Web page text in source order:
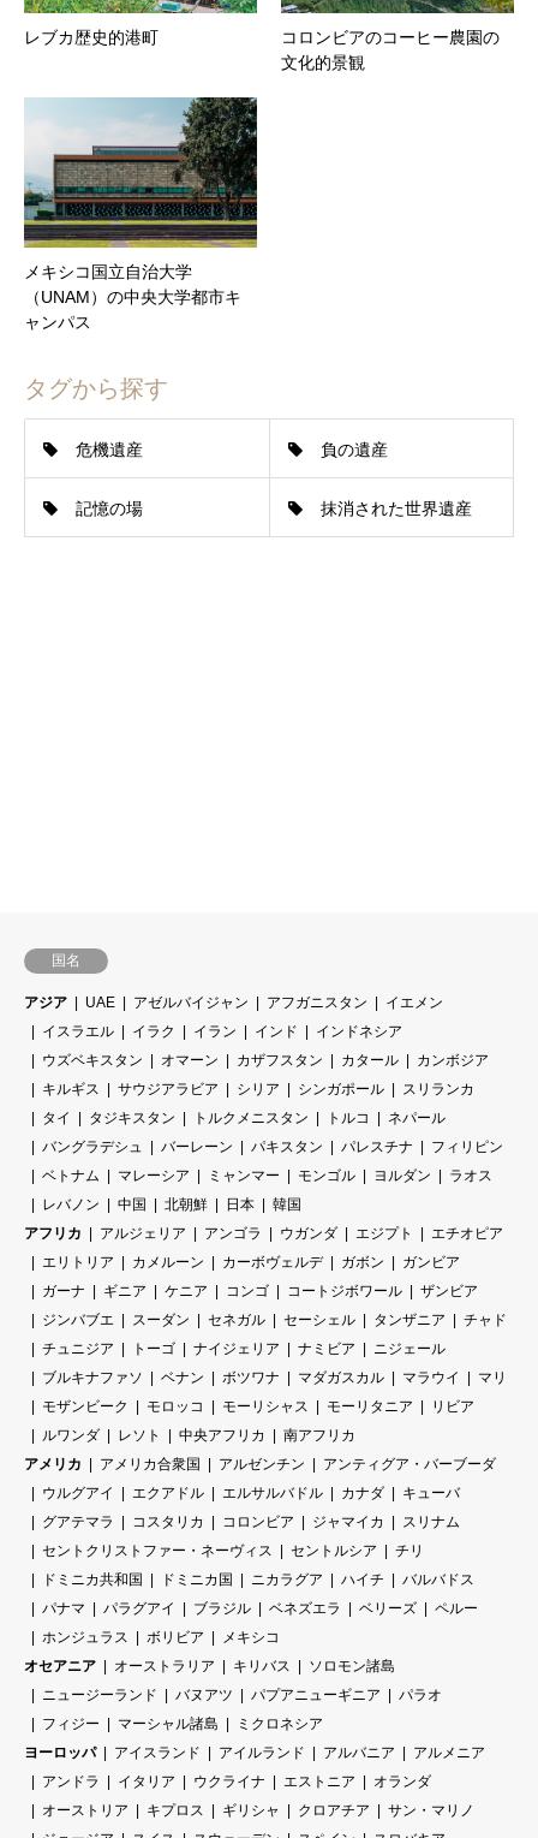
レブカ歴史的港町
コロンビアのコーヒー農園の
文化的景観
メキシコ国立自治大学
（UNAM）の中央大学都市キ
ャンパス
タグから探す
危機遺産 負の遺産
記憶の場 抹消された世界遺産
国名
アジア UAE アゼルバイジャン アフガニスタン
イエメン
イスラエル
イラク イラン インド
インドネシア
ウズベキスタン
オマーン カザフスタン カタール
カンボジア
キルギス
サウジアラビア シリア シンガポール
スリランカ
タイ
タジキスタン トルクメニスタン トルコ
ネパール
バングラデシュ
バーレーン パキスタン パレスチナ
フィリピン
ベトナム
マレーシア ミャンマー モンゴル ヨルダン
ラオス
レバノン
中国 北朝鮮 日本
韓国
アフリカ
アルジェリア アンゴラ ウガンダ エジプト
エチオピア
エリトリア
カメルーン カーボヴェルデ ガボン
ガンビア
ガーナ
ギニア ケニア コンゴ コートジボワール
ザンビア
ジンバブエ
スーダン セネガル セーシェル タンザニア
チャド
チュニジア
トーゴ ナイジェリア ナミビア
ニジェール
ブルキナファソ
ベナン ボツワナ マダガスカル マラウイ
マリ
モザンビーク
モロッコ モーリシャス モーリタニア
リビア
ルワンダ
レソト 中央アフリカ
南アフリカ
アメリカ
アメリカ合衆国 アルゼンチン
アンティグア・バーブーダ
ウルグアイ
エクアドル エルサルバドル カナダ
キューバ
グアテマラ
コスタリカ コロンビア ジャマイカ
スリナム
セントクリストファー・ネーヴィス
セントルシア
チリ
ドミニカ共和国
ドミニカ国 ニカラグア ハイチ
バルバドス
パナマ
パラグアイ ブラジル ベネズエラ ベリーズ
ペルー
ホンジュラス
ボリビア
メキシコ
オセアニア
オーストラリア キリバス
ソロモン諸島
ニュージーランド
バヌアツ パプアニューギニア
パラオ
フィジー
マーシャル諸島
ミクロネシア
ヨーロッパ
アイスランド アイルランド アルバニア
アルメニア
アンドラ
イタリア ウクライナ エストニア
オランダ
オーストリア
キプロス ギリシャ クロアチア
サン・マリノ